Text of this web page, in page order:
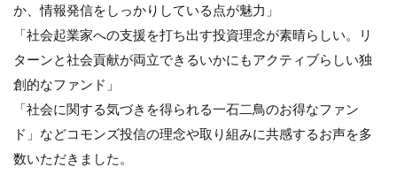
か、情報発信をしっかりしている点が魅力」
「社会起業家への支援を打ち出す投資理念が素晴らしい。リ
ターンと社会貢献が両立できるいかにもアクティブらしい独
創的なファンド」
「社会に関する気づきを得られる一石二鳥のお得なファン
ド」などコモンズ投信の理念や取り組みに共感するお声を多
数いただきました。